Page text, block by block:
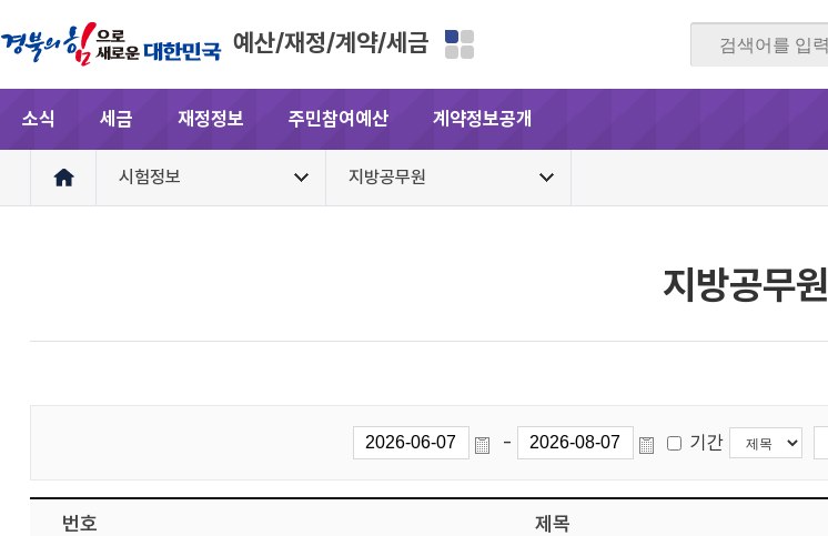
예산/재정/계약/세금
소식 세금 재정정보 주민참여예산 계약정보공개
시험정보 지방공무원
지방공무원
- 기간
번호 제목